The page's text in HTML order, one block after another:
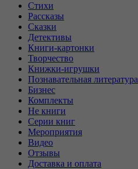
Стихи
Рассказы
Сказки
Детективы
Книги-картонки
Творчество
Книжки-игрушки
Познавательная литература
Бизнес
Комплекты
Не книги
Серии книг
Мероприятия
Видео
Отзывы
Доставка и оплата